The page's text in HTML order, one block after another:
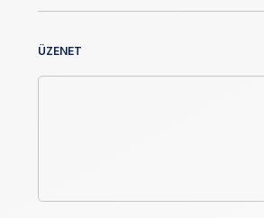
ÜZENET